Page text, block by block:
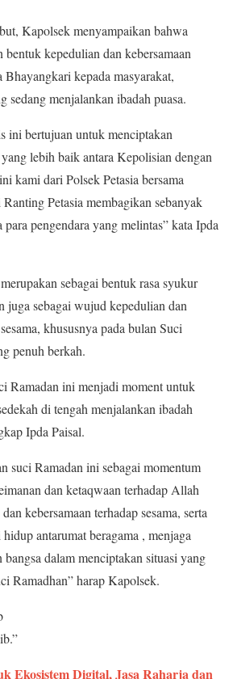
Kapolsek menyampaikan bahwa
kepedulian dan kebersamaan
Bhayangkari kepada masyarakat,
sedang menjalankan ibadah puasa.
ini bertujuan untuk menciptakan
lebih baik antara Kepolisian dengan
kami dari Polsek Petasia bersama
Petasia membagikan sebanyak
pengendara yang melintas” kata Ipda
sebagai bentuk rasa syukur
juga sebagai wujud kepedulian dan
khususnya pada bulan Suci
penuh berkah.
Ramadan ini menjadi moment untuk
di tengah menjalankan ibadah
Ipda Paisal.
suci Ramadan ini sebagai momentum
dan ketaqwaan terhadap Allah
kebersamaan terhadap sesama, serta
antarumat beragama , menjaga
bangsa dalam menciptakan situasi yang
Ramadhan” harap Kapolsek.
Ekosistem Digital, Jasa Raharja dan